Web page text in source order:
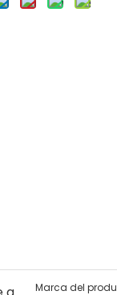
Marca del